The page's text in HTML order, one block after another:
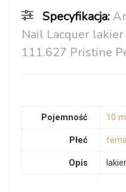
Specyfikacja:
Nail Lacquer
111.627 Pristine
Pojemność 10 ml
Płeć
Opis